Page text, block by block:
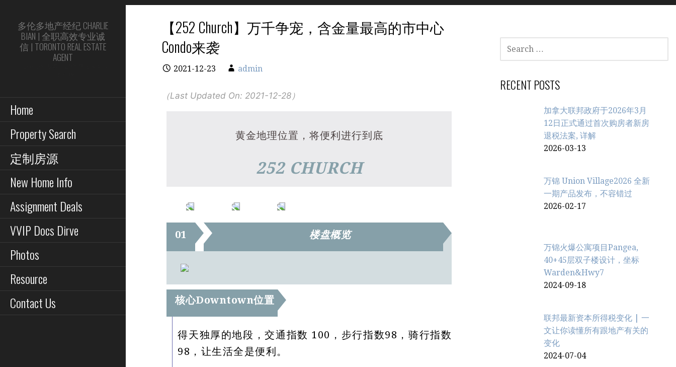
Skip
多伦多地产经纪 CHARLIE
BIAN | 全职高效专业诚
信 | TORONTO REAL ESTATE
AGENT
Home
Property Search
定制房源
New Home Info
Assignment Deals
VVIP Docs Dirve
Photos
Resource
Contact Us
【252 Church】万千争宠，含金量最高的市中心
Condo来袭
2021-12-23 admin
（Last Updated On: 2021-12-28）
黄金地理位置，将便利进行到底
252 CHURCH
01 楼盘概览
核心Downtown位置
得天独厚的地段，交通指数 100，步行指数98，骑行指数
98，让生活全是便利。
SEARCH
FOR:
RECENT POSTS
加拿大联邦政府于2026年3月
12日正式通过首次购房者新房
退税法案, 详解
2026-03-13
万锦 Union Village2026 全新
一期产品发布，不容错过
2026-02-17
万锦火爆公寓项目Pangea,
40+45层双子楼设计，坐标
Warden&Hwy7
2024-09-18
联邦最新资本所得税变化 | 一
文让你读懂所有跟地产有关的
变化
2024-07-04